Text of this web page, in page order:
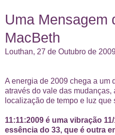
Uma Mensagem
MacBeth
Louthan, 27 de Outubro de
A energia de 2009 chega a um
através do vale das mudanças,
localização de tempo e luz
11:11:2009 é uma vibração
essência do 33, que é outra